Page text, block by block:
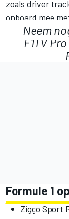
zoals driver
onboard mee
Neem
F1TV Pro
Formule 1
Ziggo Sport